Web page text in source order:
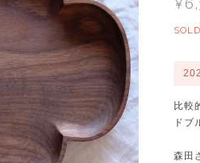
比較
ドブ
森田